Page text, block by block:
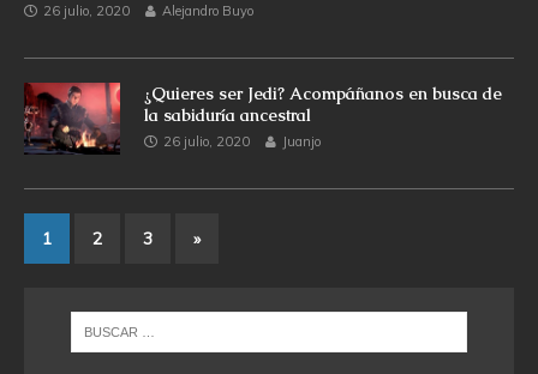
26 julio, 2020 Alejandro Buyo
¿Quieres ser Jedi? Acompáñanos en busca de
la sabiduría ancestral
26 julio, 2020 Juanjo
1 2 3 »